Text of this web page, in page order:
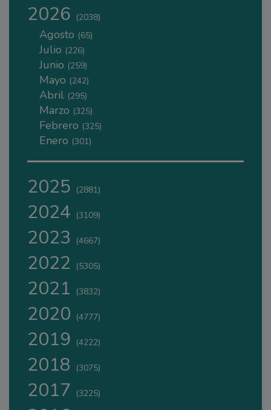
2026 (2038)
Agosto (65)
Julio (226)
Junio (259)
Mayo (242)
Abril (295)
Marzo (325)
Febrero (325)
Enero (301)
2025 (2881)
2024 (3109)
2023 (4667)
2022 (5305)
2021 (3832)
2020 (4777)
2019 (4222)
2018 (3075)
2017 (3225)